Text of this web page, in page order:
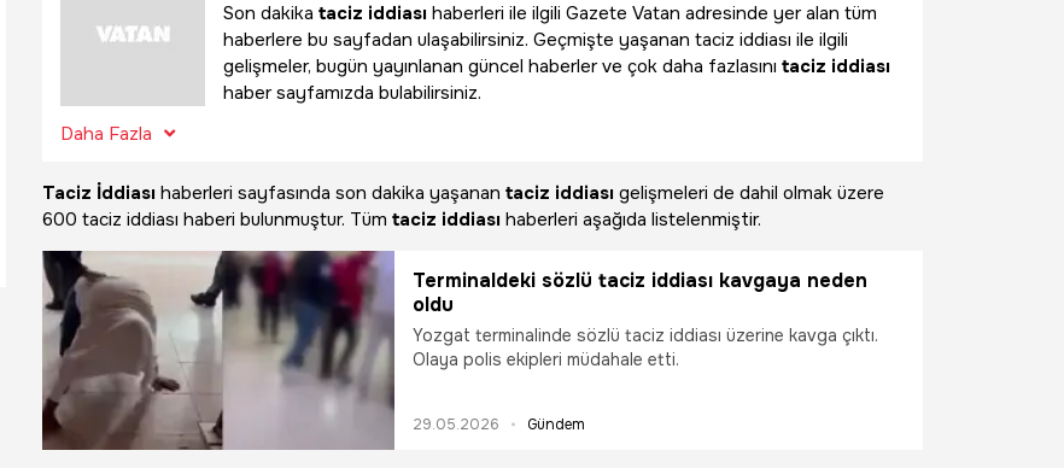
Son dakika taciz iddiası haberleri ile ilgili Gazete Vatan adresinde yer alan tüm
haberlere bu sayfadan ulaşabilirsiniz. Geçmişte yaşanan taciz iddiası ile ilgili
gelişmeler, bugün yayınlanan güncel haberler ve çok daha fazlasını taciz iddiası
haber sayfamızda bulabilirsiniz.
Daha Fazla
Taciz İddiası haberleri sayfasında son dakika yaşanan taciz iddiası gelişmeleri de dahil olmak üzere
600 taciz iddiası haberi bulunmuştur. Tüm taciz iddiası haberleri aşağıda listelenmiştir.
Terminaldeki sözlü taciz iddiası kavgaya neden
oldu
Yozgat terminalinde sözlü taciz iddiası üzerine kavga çıktı.
Olaya polis ekipleri müdahale etti.
29.05.2026 Gündem